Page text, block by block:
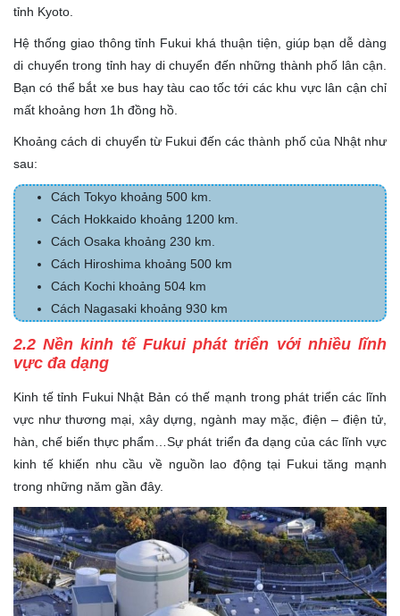
tỉnh Kyoto.
Hệ thống giao thông tỉnh Fukui khá thuận tiện, giúp bạn dễ dàng
di chuyển trong tỉnh hay di chuyển đến những thành phố lân cận.
Bạn có thể bắt xe bus hay tàu cao tốc tới các khu vực lân cận chỉ
mất khoảng hơn 1h đồng hồ.
Khoảng cách di chuyển từ Fukui đến các thành phố của Nhật như
sau:
Cách Tokyo khoảng 500 km.
Cách Hokkaido khoảng 1200 km.
Cách Osaka khoảng 230 km.
Cách Hiroshima khoảng 500 km
Cách Kochi khoảng 504 km
Cách Nagasaki khoảng 930 km
2.2 Nền kinh tế Fukui phát triển với nhiều lĩnh
vực đa dạng
Kinh tế tỉnh Fukui Nhật Bản có thế mạnh trong phát triển các lĩnh
vực như thương mại, xây dựng, ngành may mặc, điện – điện tử,
hàn, chế biến thực phẩm…Sự phát triển đa dạng của các lĩnh vực
kinh tế khiến nhu cầu về nguồn lao động tại Fukui tăng mạnh
trong những năm gần đây.